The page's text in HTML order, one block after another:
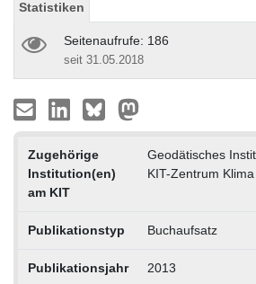
Statistiken
Seitenaufrufe: 186
seit 31.05.2018
Zugehörige
Institution(en)
am KIT
Geodätisches
KIT-Zentrum
Publikationstyp Buchaufsatz
Publikationsjahr 2013